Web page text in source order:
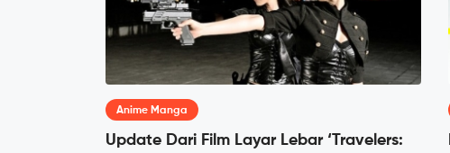
Anime Manga
Update Dari Film Layar Lebar ‘Travelers: